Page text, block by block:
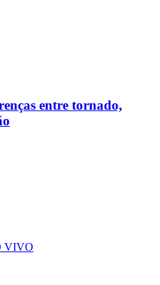
entre tornado,
VIVO